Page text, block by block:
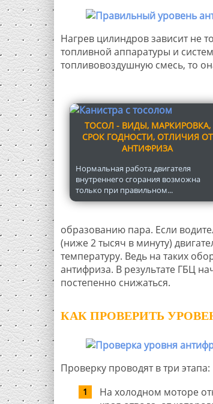
Нагрев цилиндров зависит не
топливной аппаратуры и
топливовоздушную смесь, то
ТОСОЛ - ВИДЫ, МАРКИРОВКА,
СРОК ГОДНОСТИ, ОТЛИЧИЯ ОТ
АНТИФРИЗА
Нормальная работа двигателя
внутреннего сгорания возможна
только при правильном...
образованию пара. Если
(ниже 2 тысяч в минуту)
температуру. Ведь на таких
антифриза. В результате ГБЦ
постепенно снижаться.
КАК ПРОВЕРИТЬ
Проверку проводят в три этапа:
На холодном моторе